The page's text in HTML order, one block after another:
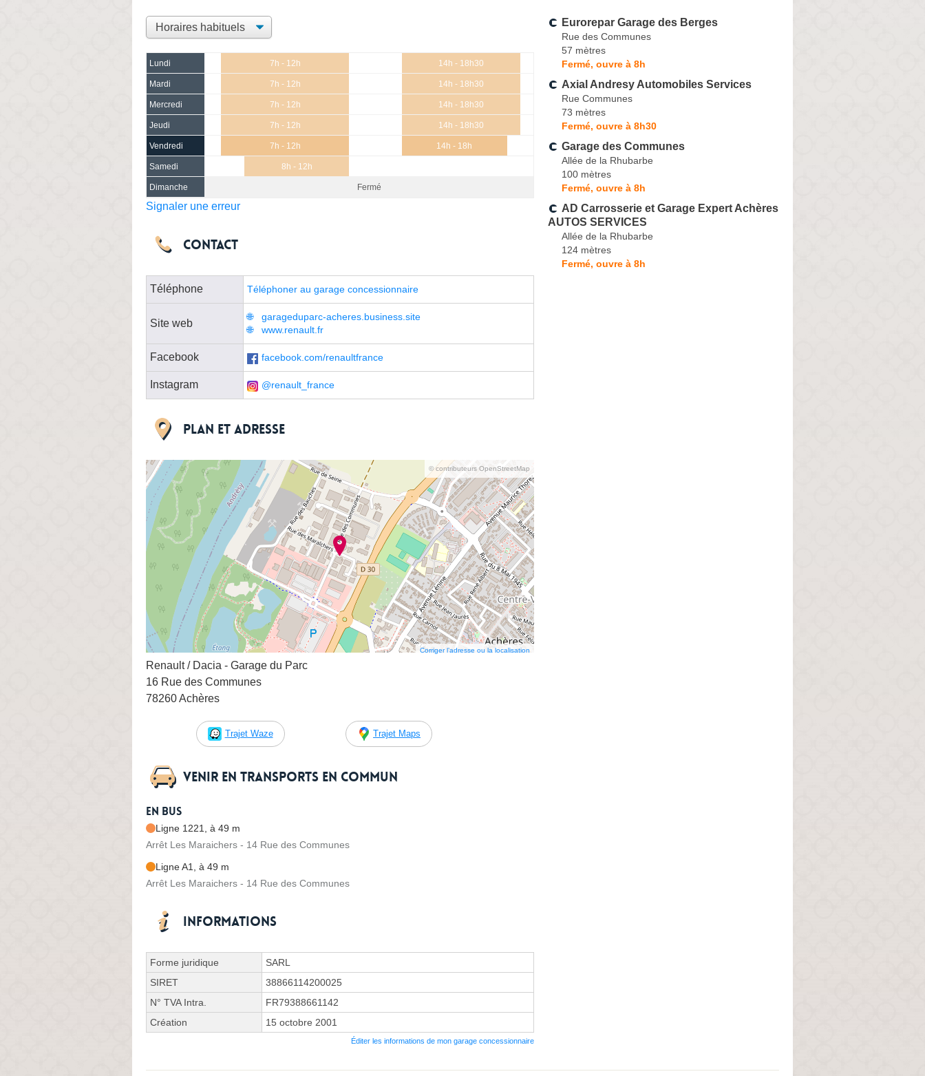
Lundi 7h - 12h 14h - 18h30
Mardi 7h - 12h 14h - 18h30
Mercredi 7h - 12h 14h - 18h30
Jeudi 7h - 12h 14h - 18h30
Vendredi 7h - 12h 14h - 18h
Samedi 8h - 12h
Dimanche Fermé
Signaler une erreur
Contact
Téléphone Téléphoner au garage concessionnaire
Site web
garageduparc-acheres.business.site
www.renault.fr
Facebook facebook.com/renaultfrance
Instagram @renault_france
Plan et adresse
© contributeurs OpenStreetMap
Corriger l’adresse ou la localisation
Renault / Dacia - Garage du Parc
16 Rue des Communes
78260 Achères
Trajet Waze Trajet Maps
Venir en transports en commun
En bus
Ligne 1221, à 49 m
Arrêt Les Maraichers - 14 Rue des Communes
Ligne A1, à 49 m
Arrêt Les Maraichers - 14 Rue des Communes
Informations
Forme juridique
SARL
SIRET
38866114200025
N° TVA Intra.
FR79388661142
Création
15 octobre 2001
Éditer les informations de mon garage concessionnaire
Eurorepar Garage des Berges
Rue des Communes
57 mètres
Fermé, ouvre à 8h
Axial Andresy Automobiles Services
Rue Communes
73 mètres
Fermé, ouvre à 8h30
Garage des Communes
Allée de la Rhubarbe
100 mètres
Fermé, ouvre à 8h
AD Carrosserie et Garage Expert Achères
AUTOS SERVICES
Allée de la Rhubarbe
124 mètres
Fermé, ouvre à 8h